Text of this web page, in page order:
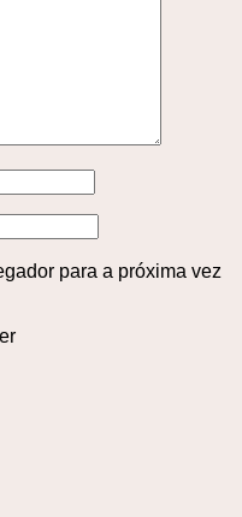
para a próxima vez